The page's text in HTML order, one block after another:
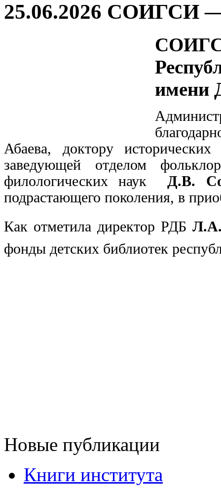
25.06.2026 СОИГСИ
имени
Абаева, доктору
заведующей отделом
филологических наук
Д.В.
подрастающего поколения, в
Как отметила директор РДБ
фонды детских библиотек
Новые публикации
Книги института